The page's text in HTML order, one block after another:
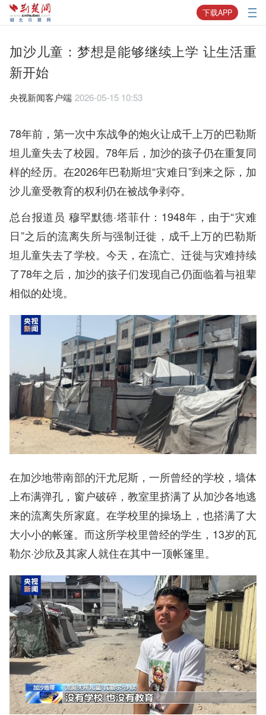
下载APP
加沙儿童：梦想是能够继续上学 让生活重
新开始
央视新闻客户端 2026-05-15 10:53
78年前，第一次中东战争的炮火让成千上万的巴勒斯
坦儿童失去了校园。78年后，加沙的孩子仍在重复同
样的经历。在2026年巴勒斯坦“灾难日”到来之际，加
沙儿童受教育的权利仍在被战争剥夺。
总台报道员 穆罕默德·塔菲什：1948年，由于“灾难
日”之后的流离失所与强制迁徙，成千上万的巴勒斯
坦儿童失去了学校。今天，在流亡、迁徙与灾难持续
了78年之后，加沙的孩子们发现自己仍面临着与祖辈
相似的处境。
在加沙地带南部的汗尤尼斯，一所曾经的学校，墙体
上布满弹孔，窗户破碎，教室里挤满了从加沙各地逃
来的流离失所家庭。在学校里的操场上，也搭满了大
大小小的帐篷。而这所学校里曾经的学生，13岁的瓦
勒尔·沙欣及其家人就住在其中一顶帐篷里。